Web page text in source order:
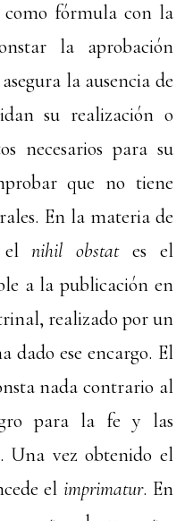
como fórmula con la
la aprobación
la ausencia de
su realización o
necesarios para su
que no tiene
En la materia de
elnihil obstates el
a la publicación en
realizado por un
dado ese encargo. El
nada contrario al
para la fe y las
Una vez obtenido el
elimprimatur. En